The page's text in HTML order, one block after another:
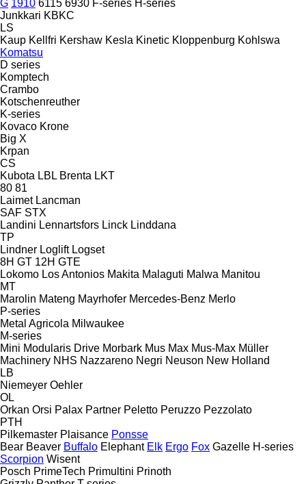
G 1910 6115 6930 F-series H-series
Junkkari KBKC
LS
Kaup Kellfri Kershaw Kesla Kinetic Kloppenburg Kohlswa
Komatsu
D series
Komptech
Crambo
Kotschenreuther
K-series
Kovaco Krone
Big X
Krpan
CS
Kubota LBL Brenta LKT
80 81
Laimet Lancman
SAF STX
Landini Lennartsfors Linck Linddana
TP
Lindner Loglift Logset
8H GT 12H GTE
Lokomo Los Antonios Makita Malaguti Malwa Manitou
MT
Marolin Mateng Mayrhofer Mercedes-Benz Merlo
P-series
Metal Agricola Milwaukee
M-series
Mini Modularis Drive Morbark Mus Max Mus-Max Müller
Machinery NHS Nazzareno Negri Neuson New Holland
LB
Niemeyer Oehler
OL
Orkan Orsi Palax Partner Peletto Peruzzo Pezzolato
PTH
Pilkemaster Plaisance Ponsse
Bear Beaver Buffalo Elephant Elk Ergo Fox Gazelle H-series
Scorpion Wisent
Posch PrimeTech Primultini Prinoth